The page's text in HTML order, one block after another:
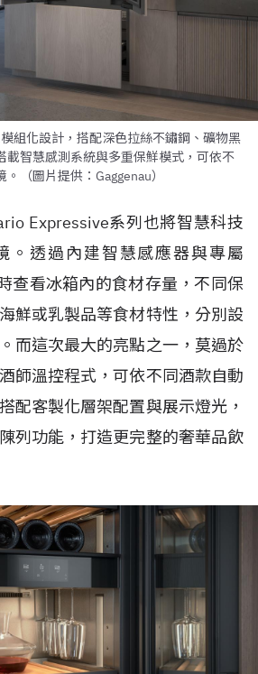
組化設計，搭配深色拉絲不鏽鋼、礦物黑
載智慧感測系統與多重保鮮模式，可依不
（圖片提供：Gaggenau）
Expressive系列也將智慧科技
。透過內建智慧感應器與專屬
查看冰箱內的食材存量，不同保
鮮或乳製品等食材特性，分別設
而這次最大的亮點之一，莫過於
師溫控程式，可依不同酒款自動
配客製化層架配置與展示燈光，
列功能，打造更完整的奢華品飲